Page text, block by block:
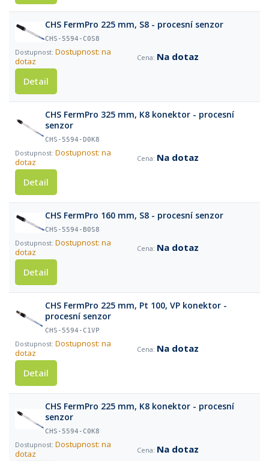
CHS FermPro 225 mm, S8 - procesní senzor
CHS-5594-C0S8
Dostupnost: na
dotaz
Na dotaz
Detail
CHS FermPro 325 mm, K8 konektor - procesní
senzor
CHS-5594-D0K8
Dostupnost: na
dotaz
Na dotaz
Detail
CHS FermPro 160 mm, S8 - procesní senzor
CHS-5594-B0S8
Dostupnost: na
dotaz
Na dotaz
Detail
CHS FermPro 225 mm, Pt 100, VP konektor -
procesní senzor
CHS-5594-C1VP
Dostupnost: na
dotaz
Na dotaz
Detail
CHS FermPro 225 mm, K8 konektor - procesní
senzor
CHS-5594-C0K8
Dostupnost: na
dotaz
Na dotaz